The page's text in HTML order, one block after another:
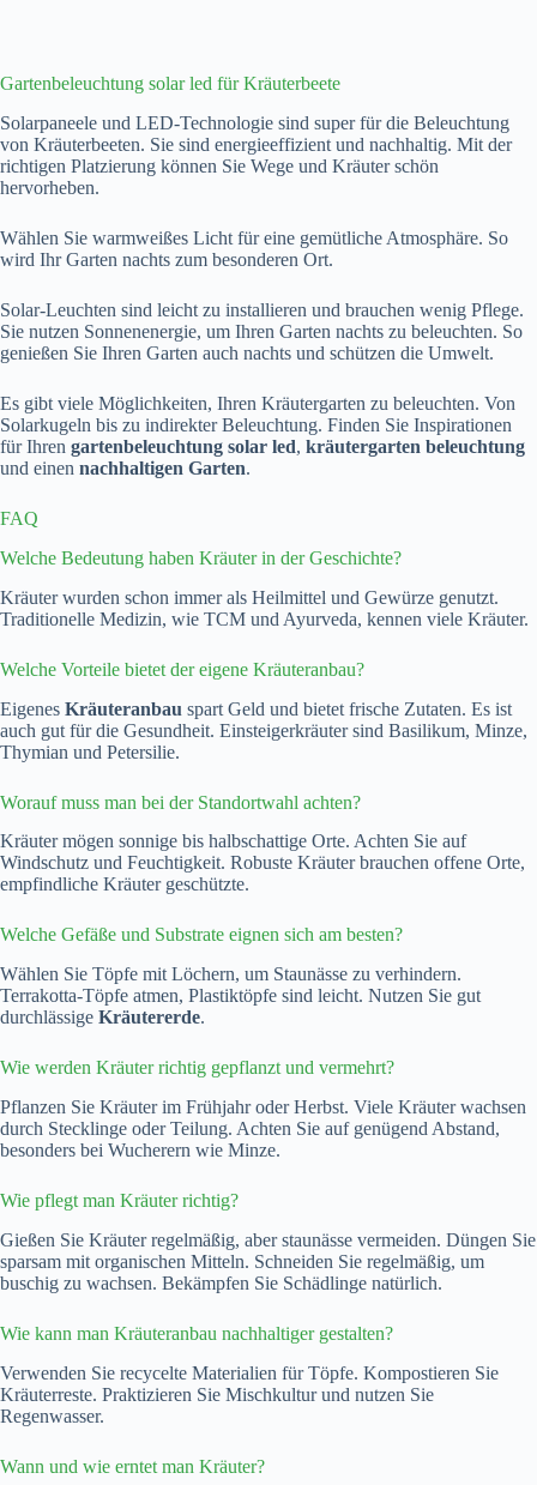
Gartenbeleuchtung solar led für Kräuterbeete
Solarpaneele und LED-Technologie sind super für die Beleuchtung
von Kräuterbeeten. Sie sind energieeffizient und nachhaltig. Mit der
richtigen Platzierung können Sie Wege und Kräuter schön
hervorheben.
Wählen Sie warmweißes Licht für eine gemütliche Atmosphäre. So
wird Ihr Garten nachts zum besonderen Ort.
Solar-Leuchten sind leicht zu installieren und brauchen wenig Pflege.
Sie nutzen Sonnenenergie, um Ihren Garten nachts zu beleuchten. So
genießen Sie Ihren Garten auch nachts und schützen die Umwelt.
Es gibt viele Möglichkeiten, Ihren Kräutergarten zu beleuchten. Von
Solarkugeln bis zu indirekter Beleuchtung. Finden Sie Inspirationen
für Ihren gartenbeleuchtung solar led, kräutergarten beleuchtung
und einen nachhaltigen Garten.
FAQ
Welche Bedeutung haben Kräuter in der Geschichte?
Kräuter wurden schon immer als Heilmittel und Gewürze genutzt.
Traditionelle Medizin, wie TCM und Ayurveda, kennen viele Kräuter.
Welche Vorteile bietet der eigene Kräuteranbau?
Eigenes Kräuteranbau spart Geld und bietet frische Zutaten. Es ist
auch gut für die Gesundheit. Einsteigerkräuter sind Basilikum, Minze,
Thymian und Petersilie.
Worauf muss man bei der Standortwahl achten?
Kräuter mögen sonnige bis halbschattige Orte. Achten Sie auf
Windschutz und Feuchtigkeit. Robuste Kräuter brauchen offene Orte,
empfindliche Kräuter geschützte.
Welche Gefäße und Substrate eignen sich am besten?
Wählen Sie Töpfe mit Löchern, um Staunässe zu verhindern.
Terrakotta-Töpfe atmen, Plastiktöpfe sind leicht. Nutzen Sie gut
durchlässige Kräutererde.
Wie werden Kräuter richtig gepflanzt und vermehrt?
Pflanzen Sie Kräuter im Frühjahr oder Herbst. Viele Kräuter wachsen
durch Stecklinge oder Teilung. Achten Sie auf genügend Abstand,
besonders bei Wucherern wie Minze.
Wie pflegt man Kräuter richtig?
Gießen Sie Kräuter regelmäßig, aber staunässe vermeiden. Düngen Sie
sparsam mit organischen Mitteln. Schneiden Sie regelmäßig, um
buschig zu wachsen. Bekämpfen Sie Schädlinge natürlich.
Wie kann man Kräuteranbau nachhaltiger gestalten?
Verwenden Sie recycelte Materialien für Töpfe. Kompostieren Sie
Kräuterreste. Praktizieren Sie Mischkultur und nutzen Sie
Regenwasser.
Wann und wie erntet man Kräuter?